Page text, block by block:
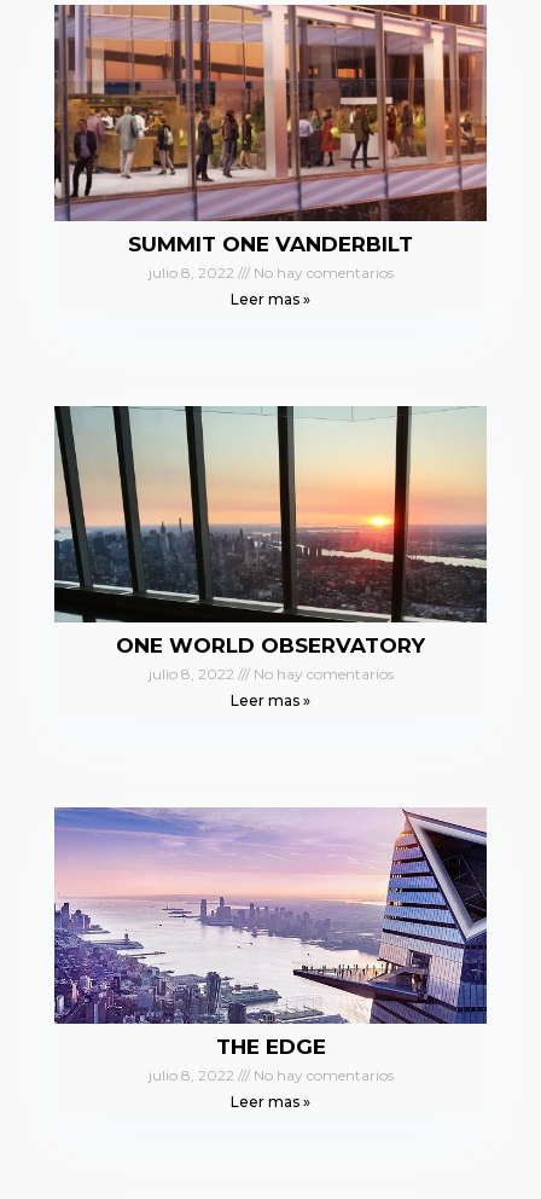
SUMMIT ONE VANDERBILT
julio 8, 2022
No hay comentarios
Leer mas »
ONE WORLD OBSERVATORY
julio 8, 2022
No hay comentarios
Leer mas »
THE EDGE
julio 8, 2022
No hay comentarios
Leer mas »